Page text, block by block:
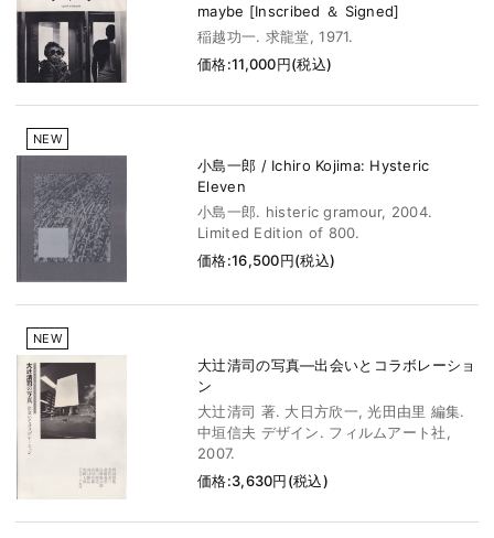
maybe [Inscribed ＆ Signed]
稲越功一. 求龍堂, 1971.
価格:11,000円(税込)
NEW
小島一郎 / Ichiro Kojima: Hysteric
Eleven
小島一郎. histeric gramour, 2004.
Limited Edition of 800.
価格:16,500円(税込)
NEW
大辻清司の写真―出会いとコラボレーショ
ン
大辻清司 著. 大日方欣一, 光田由里 編集.
中垣信夫 デザイン. フィルムアート社,
2007.
価格:3,630円(税込)